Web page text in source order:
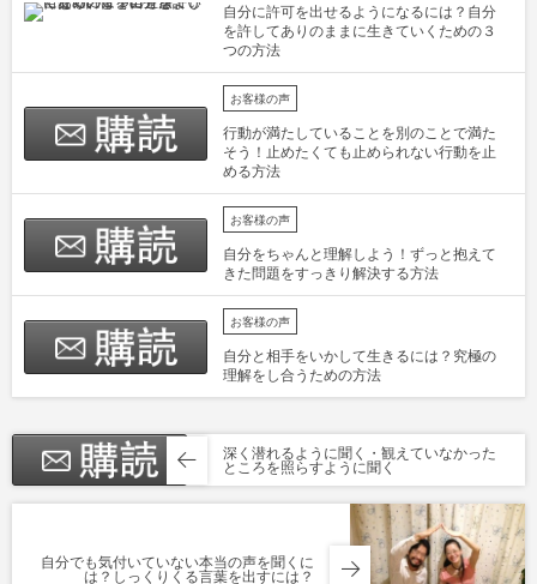
自分に許可を出せるようになるには？自分
を許してありのままに生きていくための３
つの方法
お客様の声
行動が満たしていることを別のことで満た
そう！止めたくても止められない行動を止
める方法
お客様の声
自分をちゃんと理解しよう！ずっと抱えて
きた問題をすっきり解決する方法
お客様の声
自分と相手をいかして生きるには？究極の
理解をし合うための方法
深く潜れるように聞く・観えていなかった
ところを照らすように聞く
自分でも気付いていない本当の声を聞くに
は？しっくりくる言葉を出すには？